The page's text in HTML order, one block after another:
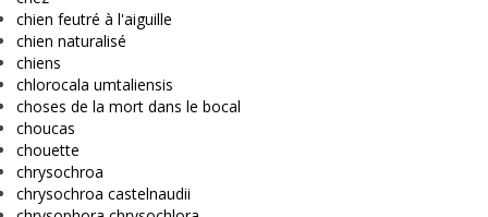
chien feutré à l'aiguille
chien naturalisé
chiens
chlorocala umtaliensis
choses de la mort dans le bocal
choucas
chouette
chrysochroa
chrysochroa castelnaudii